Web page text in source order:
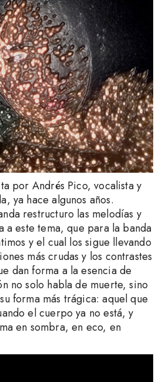
por Andrés Pico, vocalista y
ya hace algunos años.
restructuro las melodías y
a este tema, que para la banda
y el cual los sigue llevando
más crudas y los contrastes
dan forma a la esencia de
no solo habla de muerte, sino
forma más trágica: aquel que
el cuerpo ya no está, y
en sombra, en eco, en